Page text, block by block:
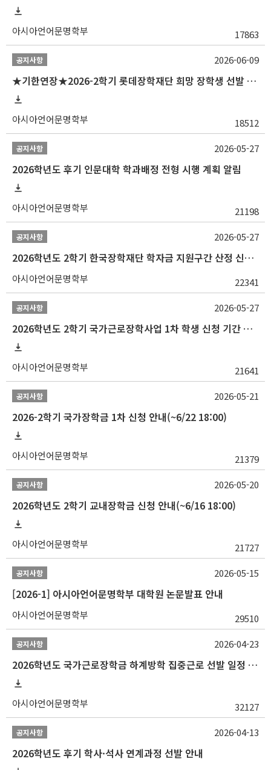
아시아언어문명학부 17863
공지사항
★기한연장★2026-2학기 롯데장학재단 희망 장학생 선발 안내(~6/15
아시아언어문명학부 18512
2026-06-09
공지사항
2026학년도 후기 인문대학 학과배정 전형 시행 계획 알림
아시아언어문명학부 21198
2026-05-27
공지사항
2026학년도 2학기 한국장학재단 학자금 지원구간 산정 신청 안내
아시아언어문명학부 22341
2026-05-27
공지사항
2026학년도 2학기 국가근로장학사업 1차 학생 신청 기간 안내
아시아언어문명학부 21641
2026-05-27
공지사항
2026-2학기 국가장학금 1차 신청 안내(~6/22 18:00)
아시아언어문명학부 21379
2026-05-21
공지사항
2026학년도 2학기 교내장학금 신청 안내(~6/16 18:00)
아시아언어문명학부 21727
2026-05-20
공지사항
[2026-1] 아시아언어문명학부 대학원 논문발표 안내
아시아언어문명학부 29510
2026-05-15
공지사항
2026학년도 국가근로장학금 하계방학 집중근로 선발 일정 안내
아시아언어문명학부 32127
2026-04-23
공지사항
2026학년도 후기 학사·석사 연계과정 선발 안내
2026-04-13